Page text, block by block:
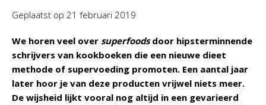
Geplaatst op 21 februari 2019
We horen veel over superfoodsdoor hipsterminnende
schrijvers van kookboeken die een nieuwe dieet
methode of supervoeding promoten. Een aantal jaar
later hoor je van deze producten vrijwel niets meer.
De wijsheid lijkt vooral nog altijd in een gevarieerd